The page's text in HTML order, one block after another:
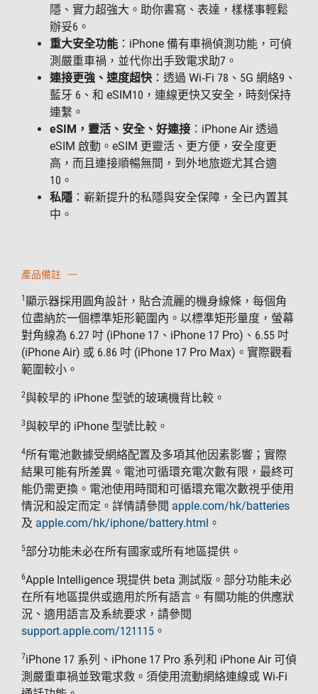
隱、實力超強大。助你書寫、表達，樣樣事輕鬆
辦妥6。
重大安全功能 ：iPhone 備有車禍偵測功能，可偵
測嚴重車禍，並代你出手致電求助7。
連接更強、速度超快 ：透過 Wi‑Fi 78、5G 網絡9、
藍牙 6、和 eSIM10，連線更快又安全，時刻保持
連繫。
eSIM，靈活、安全、好連接 ：iPhone Air 透過
eSIM 啟動。eSIM 更靈活、更方便，安全度更
高，而且連接順暢無間，到外地旅遊尤其合適
10。
私隱 ：嶄新提升的私隱與安全保障，全已內置其
中。
產品備註
1顯示器採用圓角設計，貼合流麗的機身線條，每個角
位盡納於一個標準矩形範圍內。以標準矩形量度，螢幕
對角線為 6.27 吋 (iPhone 17、iPhone 17 Pro)、6.55 吋
(iPhone Air) 或 6.86 吋 (iPhone 17 Pro Max)。實際觀看
範圍較小。
2與較早的 iPhone 型號的玻璃機背比較。
3與較早的 iPhone 型號比較。
4所有電池數據受網絡配置及多項其他因素影響；實際
結果可能有所差異。電池可循環充電次數有限，最終可
能仍需更換。電池使用時間和可循環充電次數視乎使用
情況和設定而定。詳情請參閱 apple.com/hk/batteries
及 apple.com/hk/iphone/battery.html 。
5部分功能未必在所有國家或所有地區提供。
6Apple Intelligence 現提供 beta 測試版。部分功能未必
在所有地區提供或適用於所有語言。有關功能的供應狀
況、適用語言及系統要求，請參閱
support.apple.com/121115 。
7iPhone 17 系列、 iPhone 17 Pro 系列和 iPhone Air 可偵
測嚴重車禍並致電求救。須使用流動網絡連線或 Wi-Fi